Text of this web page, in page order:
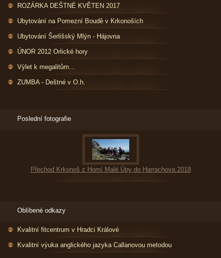
ROZÁRKA DEŠTNÉ KVĚTEN 2017
Ubytování na Pomezní Boudě v Krkonoších
Ubytování Šerlišský Mlýn - Hájovna
ÚNOR 2012 Orlické hory
Výlet k megalitům...
ZUMBA - Deštné v O.h.
Poslední fotografie
Přechod Krkonoš z Horní Malé Úpy do Harrachova 2018
Oblíbené odkazy
Kvalitní fitcentrum v Hradci Králové
Kvalitní výuka anglického jazyka Callanovou metodou